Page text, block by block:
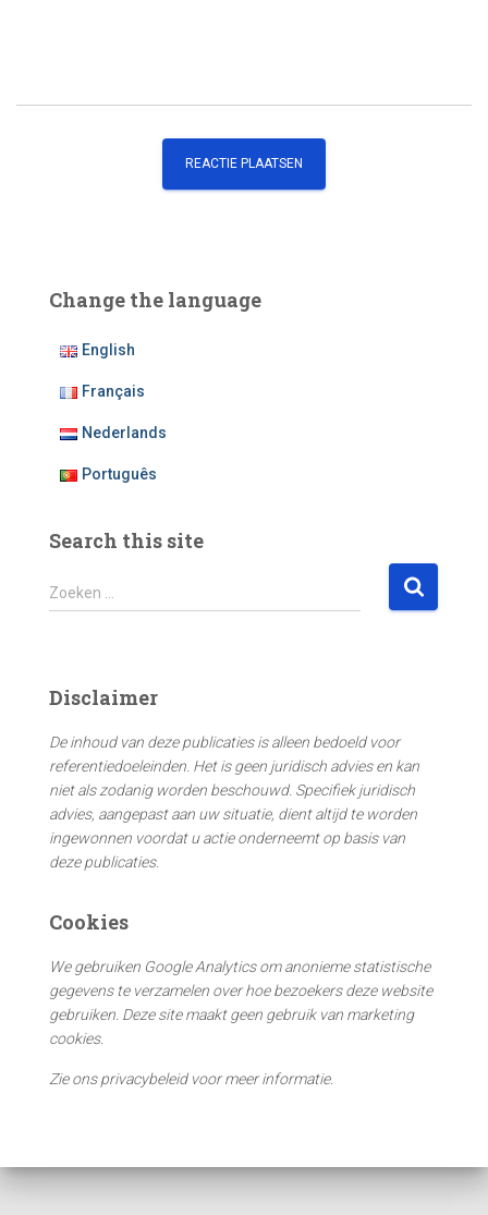
Change the language
English
Français
Nederlands
Português
Search this site
Z
o
n
a
a
r
:
Zoeken …
Disclaimer
De inhoud van deze publicaties is alleen bedoeld voor
referentiedoeleinden. Het is geen juridisch advies en kan
niet als zodanig worden beschouwd. Specifiek juridisch
advies, aangepast aan uw situatie, dient altijd te worden
ingewonnen voordat u actie onderneemt op basis van
deze publicaties.
Cookies
We gebruiken Google Analytics om anonieme statistische
gegevens te verzamelen over hoe bezoekers deze website
gebruiken. Deze site maakt geen gebruik van marketing
cookies.
Zie ons privacybeleid voor meer informatie.